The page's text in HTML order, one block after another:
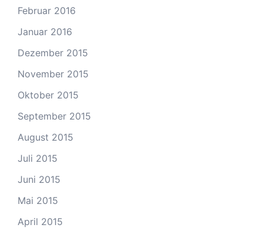
Februar 2016
Januar 2016
Dezember 2015
November 2015
Oktober 2015
September 2015
August 2015
Juli 2015
Juni 2015
Mai 2015
April 2015